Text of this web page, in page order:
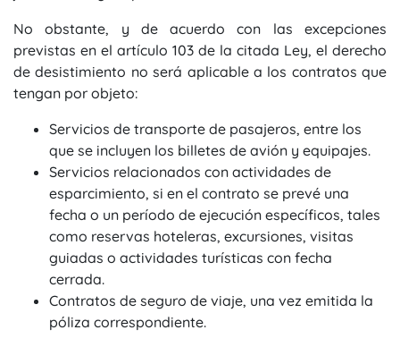
No obstante, y de acuerdo con las excepciones
previstas en el artículo 103 de la citada Ley, el derecho
de desistimiento no será aplicablea los contratos que
tengan por objeto:
Servicios de transporte de pasajeros, entre los
que se incluyen los billetes de avión y equipajes.
Servicios relacionados con actividades de
esparcimiento, si en el contrato se prevé una
fecha o un período de ejecución específicos, tales
como reservas hoteleras, excursiones, visitas
guiadas o actividades turísticas con fecha
cerrada.
Contratos de seguro de viaje, una vez emitida la
póliza correspondiente.